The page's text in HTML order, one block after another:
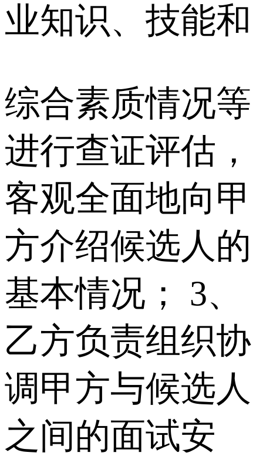
业知识、技能和
综合素质情况等
进行查证评估，
客观全面地向甲
方介绍候选人的
基本情况； 3、
乙方负责组织协
调甲方与候选人
之间的面试安